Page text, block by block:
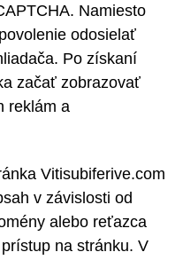
Namiesto
odosielať
Po získaní
začať zobrazovať
reklám a
Vitisubiferive.com
v závislosti od
alebo reťazca
na stránku. V